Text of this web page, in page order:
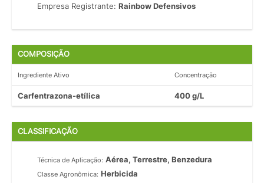
Empresa Registrante:Rainbow Defensivos
COMPOSIÇÃO
Ingrediente Ativo Concentração
Carfentrazona-etílica 400 g/L
CLASSIFICAÇÃO
Técnica de Aplicação: Aérea, Terrestre, Benzedura
Classe Agronômica: Herbicida